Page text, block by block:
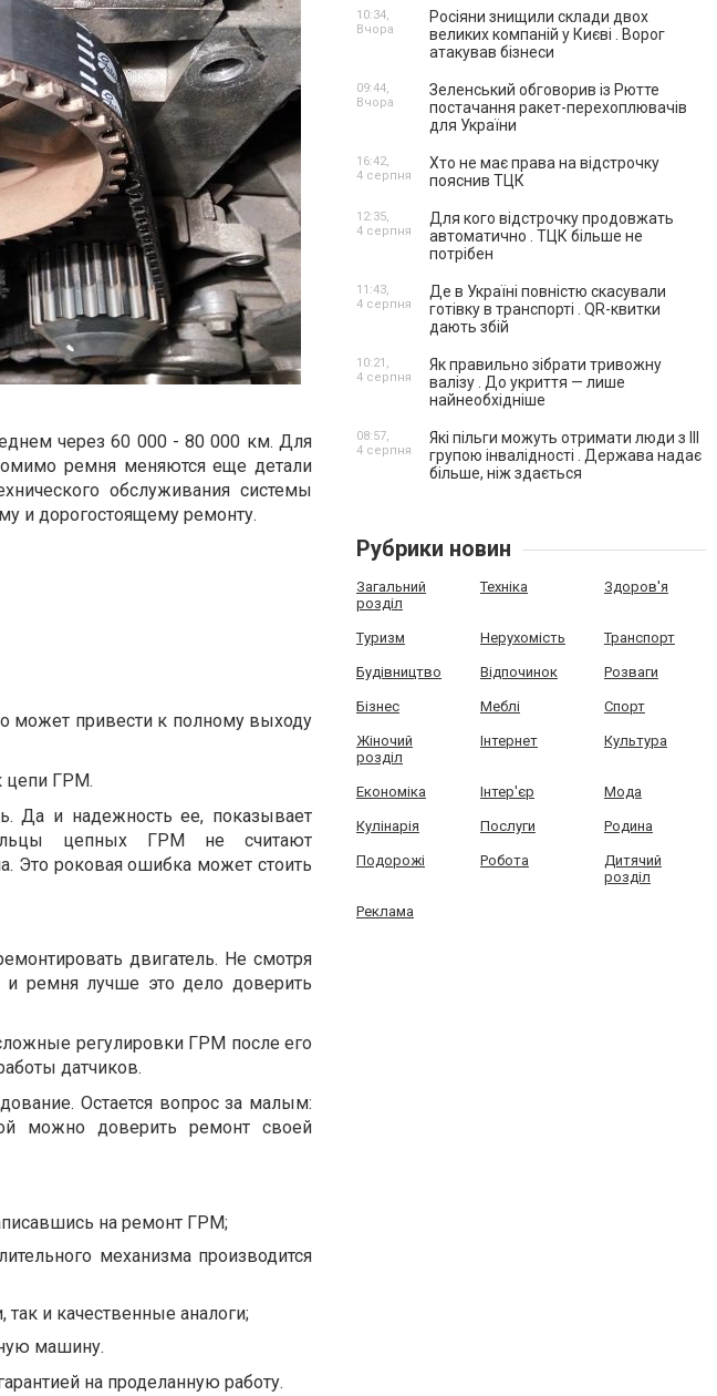
через 60 000 - 80 000 км. Для
ремня меняются еще детали
обслуживания системы
и дорогостоящему ремонту.
может привести к полному выходу
цепи ГРМ.
Да и надежность ее, показывает
цепных ГРМ не считают
Это роковая ошибка может стоить
двигатель. Не смотря
ремня лучше это дело доверить
регулировки ГРМ после его
датчиков.
Остается вопрос за малым:
можно доверить ремонт своей
на ремонт ГРМ;
механизма производится
и качественные аналоги;
машину.
на проделанную работу.
Росіяни знищили склади двох
великих компаній у Києві . Ворог
атакував бізнеси
10:34,
Вчора
Зеленський обговорив із Рютте
постачання ракет-перехоплювачів
для України
09:44,
Вчора
Хто не має права на відстрочку
пояснив ТЦК
16:42,
4 серпня
Для кого відстрочку продовжать
автоматично . ТЦК більше не
потрібен
12:35,
4 серпня
Де в Україні повністю скасували
готівку в транспорті . QR-квитки
дають збій
11:43,
4 серпня
Як правильно зібрати тривожну
валізу . До укриття — лише
найнеобхідніше
10:21,
4 серпня
Які пільги можуть отримати люди з III
групою інвалідності . Держава надає
більше, ніж здається
08:57,
4 серпня
Рубрики новин
Загальний
розділ
Техніка Здоров'я
Туризм Нерухомість Транспорт
Будівництво Відпочинок Розваги
Бізнес Меблі Спорт
Жіночий
розділ
Інтернет Культура
Економіка Інтер'єр Мода
Кулінарія Послуги Родина
Подорожі Робота
Дитячий
розділ
Реклама